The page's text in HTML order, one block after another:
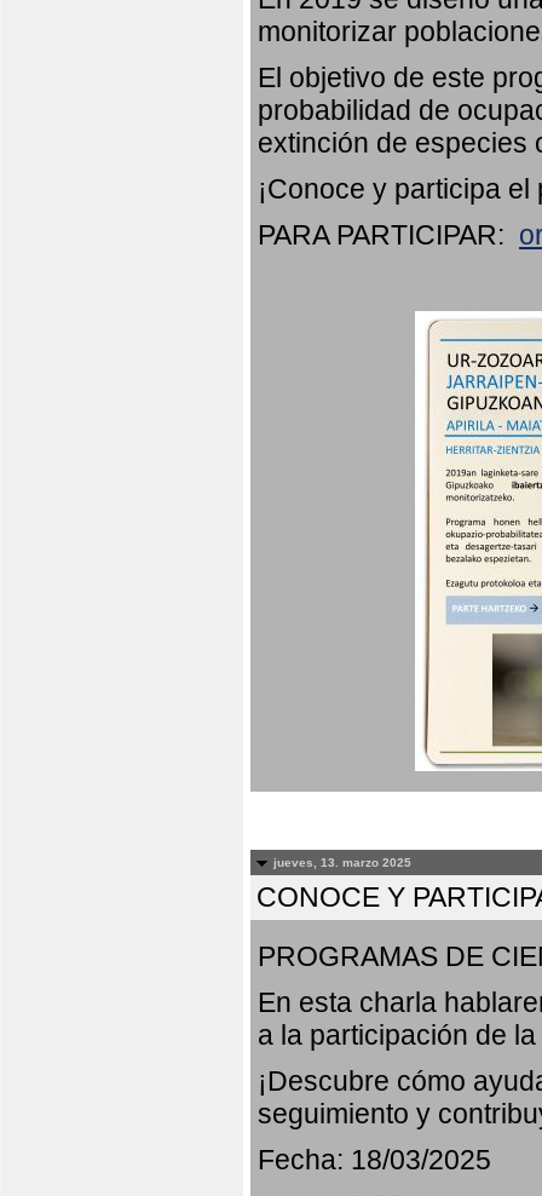
monitorizar
El objetivo de este
probabilidad de
extinción de especies
¡Conoce y participa
PARA PARTICIPAR:
jueves, 13. marzo 2025
CONOCE Y
PROGRAMAS DE
En esta charla
a la participación de
¡Descubre cómo
seguimiento y
Fecha: 18/03/2025